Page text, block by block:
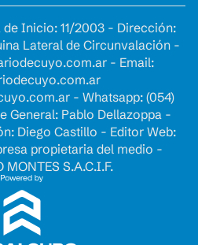
Inicio: 11/2003 - Dirección:
Lateral de Circunvalación -
- Email:
- Whatsapp: (054)
General: Pablo Dellazoppa -
Diego Castillo - Editor Web:
propietaria del medio -
MONTES S.A.C.I.F.